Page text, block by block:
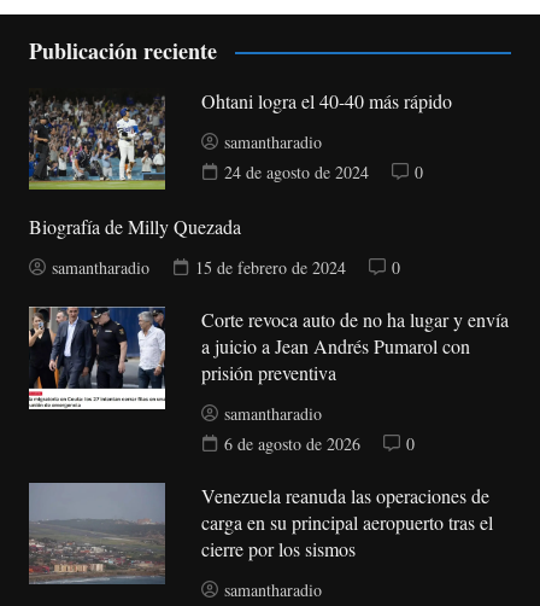
Publicación reciente
Ohtani logra el 40-40 más rápido
samantharadio
24 de agosto de 2024
0
Biografía de Milly Quezada
samantharadio 15 de febrero de 2024 0
Corte revoca auto de no ha lugar y envía
a juicio a Jean Andrés Pumarol con
prisión preventiva
samantharadio
6 de agosto de 2026
0
Venezuela reanuda las operaciones de
carga en su principal aeropuerto tras el
cierre por los sismos
samantharadio